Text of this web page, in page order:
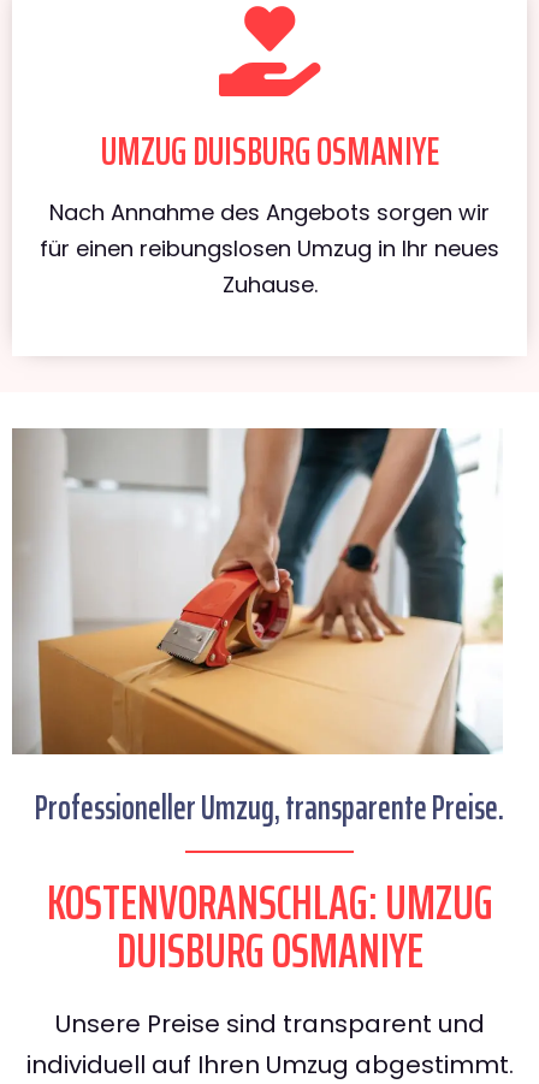
UMZUG DUISBURG OSMANIYE
Nach Annahme des Angebots sorgen wir
für einen reibungslosen Umzug in Ihr neues
Zuhause.
Professioneller Umzug, transparente Preise.
KOSTENVORANSCHLAG: UMZUG
DUISBURG OSMANIYE
Unsere Preise sind transparent und
individuell auf Ihren Umzug abgestimmt.